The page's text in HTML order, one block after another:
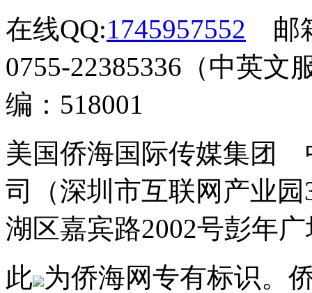
在线QQ:1745957552 邮
0755-22385336（中英文
编：518001
美国侨海国际传媒集团
司（深圳市互联网产业
湖区嘉宾路2002号彭年
此 为侨海网专有标识。